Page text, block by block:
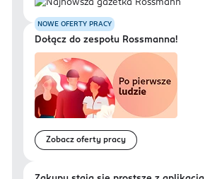
NOWE OFERTY PRACY
Dołącz do zespołu Rossmanna!
Zobacz oferty pracy